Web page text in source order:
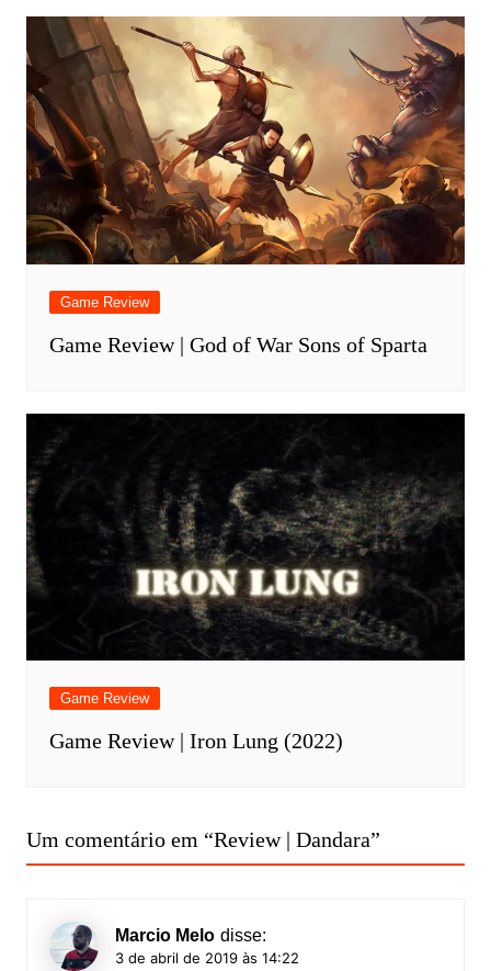
Game Review
Game Review | God of War Sons of Sparta
Game Review
Game Review | Iron Lung (2022)
Um comentário em “Review | Dandara”
Marcio Melo disse:
3 de abril de 2019 às 14:22